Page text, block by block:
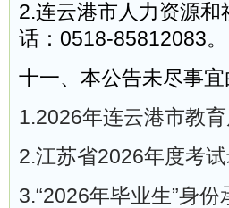
2.连云港市人力资源
话：0518-85812083。
十一、本公告未尽事
1.2026年连云港市教
2.江苏省2026年度考
3.“2026年毕业生”身